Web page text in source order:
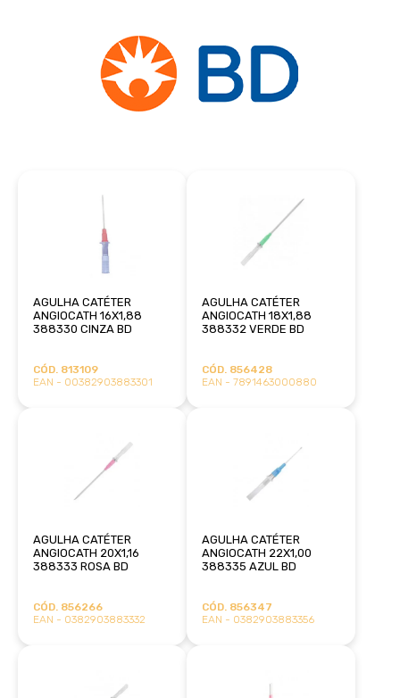
AGULHA CATÉTER
ANGIOCATH 16X1,88
388330 CINZA BD
CÓD. 813109
EAN - 00382903883301
AGULHA CATÉTER
ANGIOCATH 18X1,88
388332 VERDE BD
CÓD. 856428
EAN - 7891463000880
AGULHA CATÉTER
ANGIOCATH 20X1,16
388333 ROSA BD
CÓD. 856266
EAN - 0382903883332
AGULHA CATÉTER
ANGIOCATH 22X1,00
388335 AZUL BD
CÓD. 856347
EAN - 0382903883356